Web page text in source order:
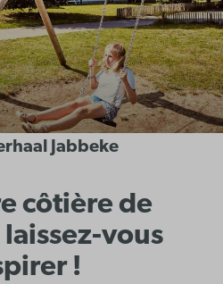
Jabbeke
côtière de
laissez-vous
!